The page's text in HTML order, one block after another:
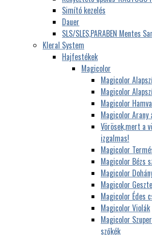
Simító kezelés
Dauer
SLS/SLES,PARABEN Mentes
Kleral System
Hajfestékek
Magicolor
Magicolor
Magicolor
Magicolor
Magicolor Arany
Vörösek,mert a
izgalmas!
Magicolor
Magicolor Bézs
Magicolor
Magicolor
Magicolor Édes
Magicolor Violák
Magicolor
szőkék